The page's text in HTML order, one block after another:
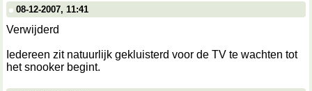
08-12-2007, 11:41
Verwijderd
Iedereen zit natuurlijk gekluisterd voor de TV te wachten tot
het snooker begint.